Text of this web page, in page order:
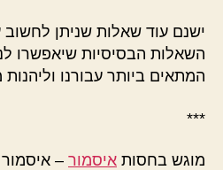
ישנם עוד שאלות שניתן
השאלות הבסיסיות שיאפשרו
המתאים ביותר עבורנו
***
מוגש בחסות איסמור –